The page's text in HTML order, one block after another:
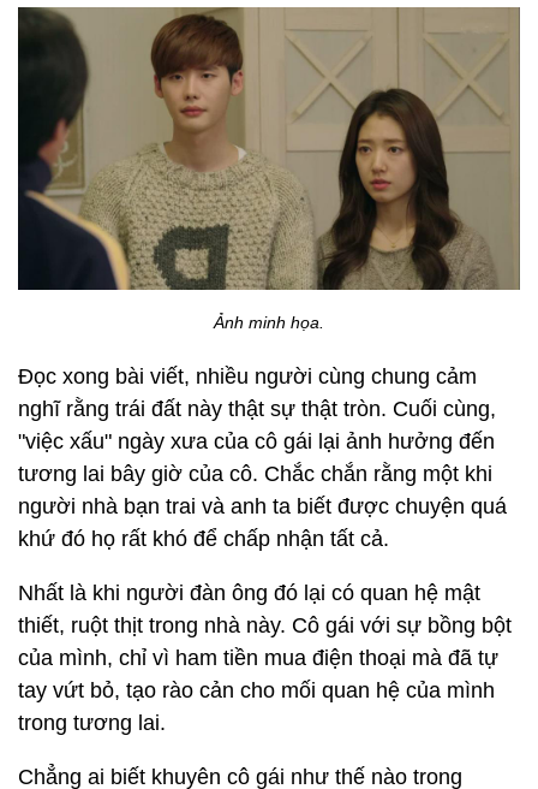
Ảnh minh họa.
Đọc xong bài viết, nhiều người cùng chung cảm
nghĩ rằng trái đất này thật sự thật tròn. Cuối cùng,
"việc xấu" ngày xưa của cô gái lại ảnh hưởng đến
tương lai bây giờ của cô. Chắc chắn rằng một khi
người nhà bạn trai và anh ta biết được chuyện quá
khứ đó họ rất khó để chấp nhận tất cả.
Nhất là khi người đàn ông đó lại có quan hệ mật
thiết, ruột thịt trong nhà này. Cô gái với sự bồng bột
của mình, chỉ vì ham tiền mua điện thoại mà đã tự
tay vứt bỏ, tạo rào cản cho mối quan hệ của mình
trong tương lai.
Chẳng ai biết khuyên cô gái như thế nào trong